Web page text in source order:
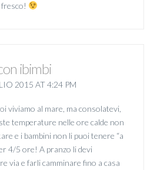
ibimbi
2015 AT 4:24 PM
viviamo al mare, ma consolatevi,
temperature nelle ore calde non
e i bambini non li puoi tenere “a
4/5 ore! A pranzo li devi
via e farli camminare fino a casa